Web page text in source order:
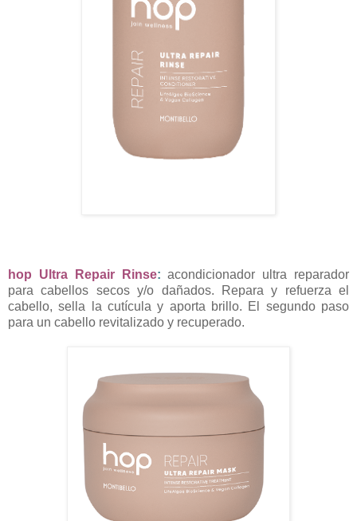
hop Ultra Repair Rinse: acondicionador ultra reparador
para cabellos secos y/o dañados. Repara y refuerza el
cabello, sella la cutícula y aporta brillo. El segundo paso
para un cabello revitalizado y recuperado.